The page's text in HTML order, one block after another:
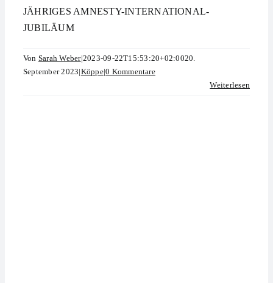
JÄHRIGES AMNESTY-INTERNATIONAL-
JUBILÄUM
Von Sarah Weber|2023-09-22T15:53:20+02:0020.
September 2023|Köppe|0 Kommentare
Weiterlesen